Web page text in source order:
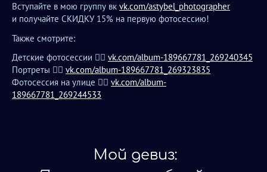
Вступайте в мою группу вк vk.com/astybel_photographer
и получайте СКИДКУ 15% на первую фотосессию!
Также смотрите:
Детские фотосессии 👉🏻 vk.com/album-189667781_269240345
Портреты 👉🏻 vk.com/album-189667781_269323835
Фотосессия на улице 👉🏻 vk.com/album-
189667781_269244533
Мой девиз: